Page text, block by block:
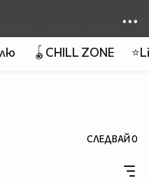
🪀CHILL ZONE
СЛЕДВАЙ0